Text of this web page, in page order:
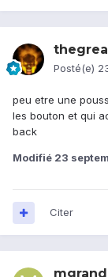
Posté(e)
peu etre une
les bouton et qui
back
Modifié 23
Citer